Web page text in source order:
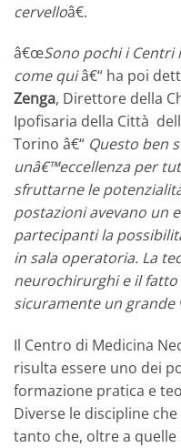
cervelloâ€.
â€œSono pochi i Centri
come quiâ€“ ha poi
Zenga, Direttore della
Ipofisaria della Città
Torino â€“ Questo ben
unâ€™eccellenza per
sfruttarne le
postazioni avevano un
partecipanti la
in sala operatoria. La
neurochirurghi e il
sicuramente un grande
Il Centro di Medicina
risulta essere uno dei
formazione pratica e
Diverse le discipline
tanto che, oltre a